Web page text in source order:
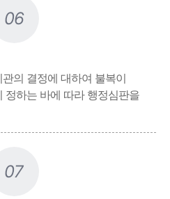
06
의 결정에 대하여 불복이
정하는 바에 따라 행정심판을
07